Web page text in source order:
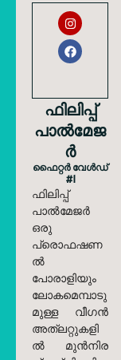
ഫിലിപ്പ്
പാൽമേജ
ർ
ഫൈറ്റർ വേൾഡ്
#1
ഫിലിപ്പ്
പാൽമേജർ
ഒരു
പ്രൊഫഷണ
ൽ
പോരാളിയും
ലോകമെമ്പാടു
മുള്ള വീഗൻ
അത്‌ലറ്റുകളി
ൽ മുൻനിര